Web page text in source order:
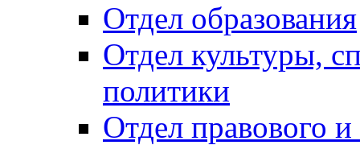
Отдел образования
Отдел культуры,
политики
Отдел правового